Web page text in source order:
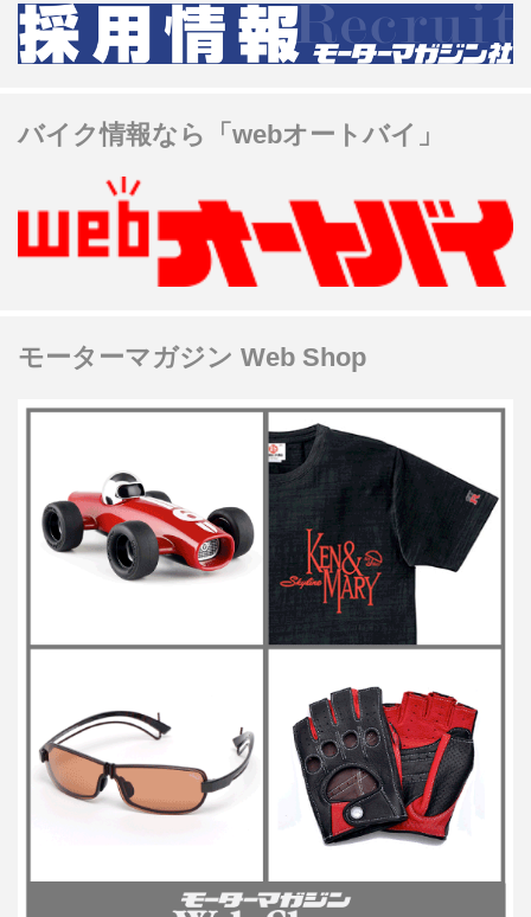
バイク情報なら「webオートバイ」
モーターマガジン Web Shop